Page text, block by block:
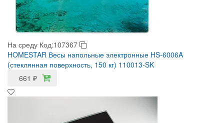
На среду Код:107367
HOMESTAR Весы напольные электронные HS-6006A
(стеклянная поверхность, 150 кг) 110013-SK
661 ₽